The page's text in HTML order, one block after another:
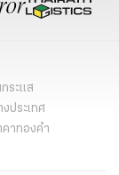
กระแส
งประเทศ
คาทองคำ